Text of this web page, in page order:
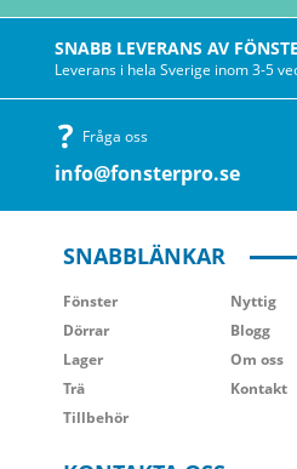
SNABB LEVERANS AV
Leverans i hela Sverige inom 3-5
Fråga oss
info@fonsterpro.se
SNABBLÄNKAR
Fönster
Dörrar
Lager
Trä
Tillbehör
Nyttig
Blogg
Om oss
Kontakt